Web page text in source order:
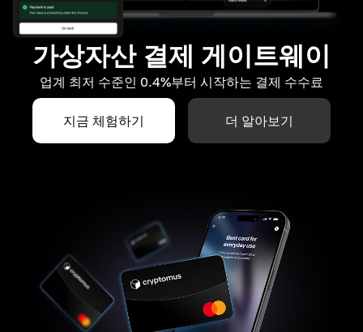
가상자산 결제 게이트웨이
업계 최저 수준인 0.4%부터 시작하는 결제 수수료
지금 체험하기 더 알아보기